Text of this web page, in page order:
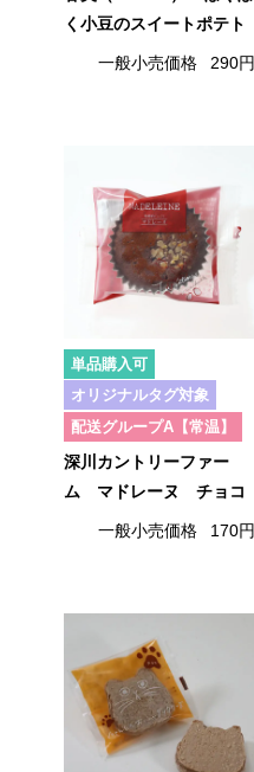
く小豆のスイートポテト
一般小売価格 290円
単品購入可
オリジナルタグ対象
配送グループA【常温】
深川カントリーファー
ム マドレーヌ チョコ
一般小売価格 170円